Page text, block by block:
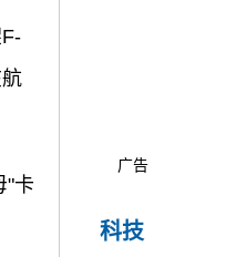
"卡
广告
科技